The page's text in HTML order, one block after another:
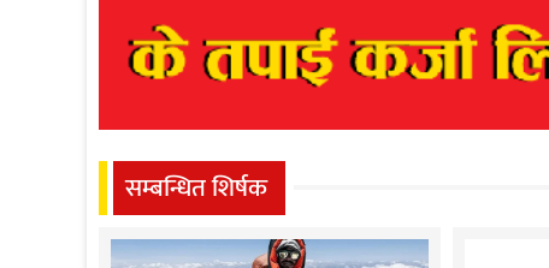
सम्बन्धित शिर्षक